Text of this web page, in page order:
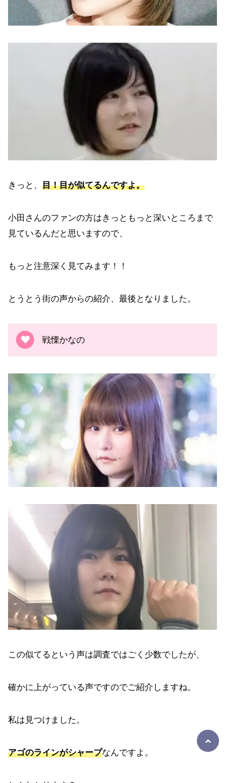
きっと、 目！目が似てるんですよ。
小田さんのファンの方はきっともっと深いところまで
見ているんだと思いますので、
もっと注意深く見てみます！！
とうとう街の声からの紹介、最後となりました。
戦慄かなの
この似てるという声は調査ではごく少数でしたが、
確かに上がっている声ですのでご紹介しますね。
私は見つけました。
アゴのラインがシャープなんですよ。